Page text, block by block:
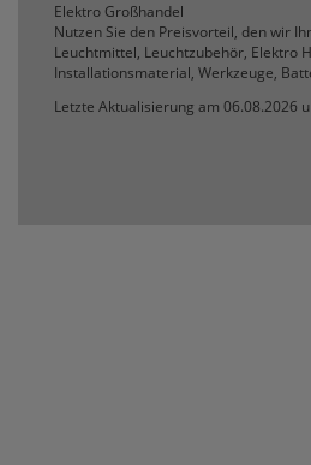
Elektro Großhandel
Nutzen Sie den Preisvorteil, den wir
Leuchtmittel, Leuchtzubehör, Elektro
Installationsmaterial, Werkzeuge,
Letzte Aktualisierung am 06.08.2026